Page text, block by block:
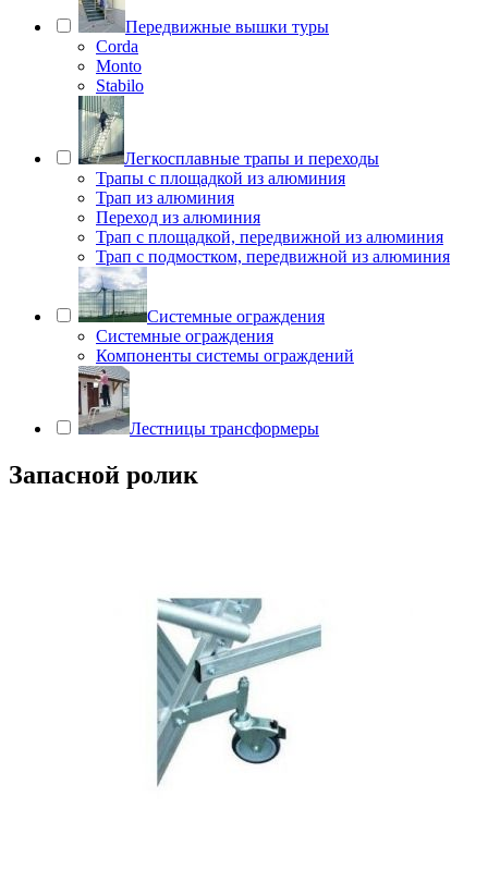
Передвижные вышки туры
Corda
Monto
Stabilo
Легкосплавные трапы и переходы
Трапы с площадкой из алюминия
Трап из алюминия
Переход из алюминия
Трап с площадкой, передвижной из алюминия
Трап с подмостком, передвижной из алюминия
Системные ограждения
Системные ограждения
Компоненты системы ограждений
Лестницы трансформеры
Запасной ролик